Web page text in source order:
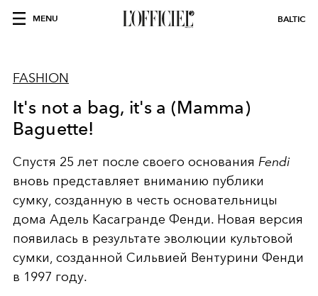
MENU BALTIC
FASHION
It's not a bag, it's a (Mamma)
Baguette!
Спустя 25 лет после своего основания Fendi
вновь представляет вниманию публики
сумку, созданную в честь основательницы
дома Адель Касагранде Фенди. Новая версия
появилась в результате эволюции культовой
сумки, созданной Сильвией Вентурини Фенди
в 1997 году.